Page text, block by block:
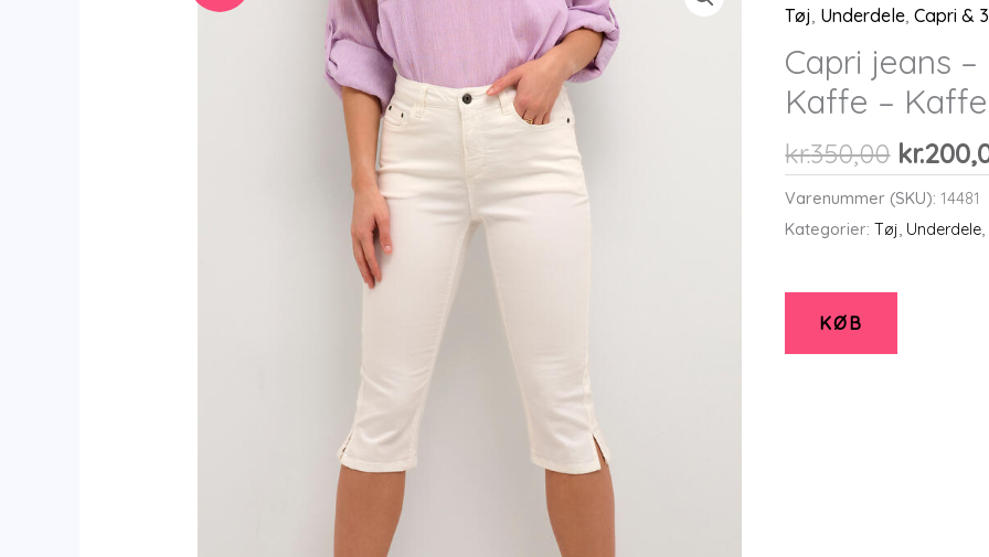
Tøj Underdele ,Capri &
Capri jeans
Kaffe – Kaffe
kr.350,00 Den
pris
var:
kr.
Varenummer (SKU):14481
Kategorier:Tøj, Underdele,
KØB